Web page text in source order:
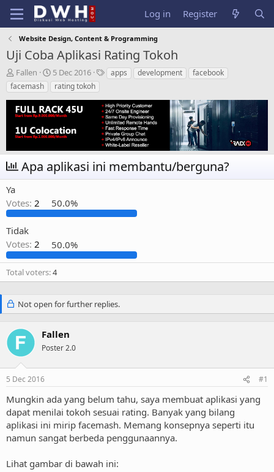
Log in Register
Website Design, Content & Programming
Uji Coba Aplikasi Rating Tokoh
T
h
r
e
a
d
s
t
a
r
t
r
Fallen
S
t
a
r
t
d
a
t
5 Dec 2016
T
s
apps development
facebook
facemash
rating tokoh
Apa aplikasi ini membantu/berguna?
Ya
Votes: 2 50.0%
Tidak
Votes: 2 50.0%
Total voters 4
Not open for further replies.
Fallen
Poster 2.0
5 Dec 2016 #1
Mungkin ada yang belum tahu, saya membuat aplikasi yang
dapat menilai tokoh sesuai rating. Banyak yang bilang
aplikasi ini mirip facemash. Memang konsepnya seperti itu
namun sangat berbeda penggunaannya.
Lihat gambar di bawah ini: